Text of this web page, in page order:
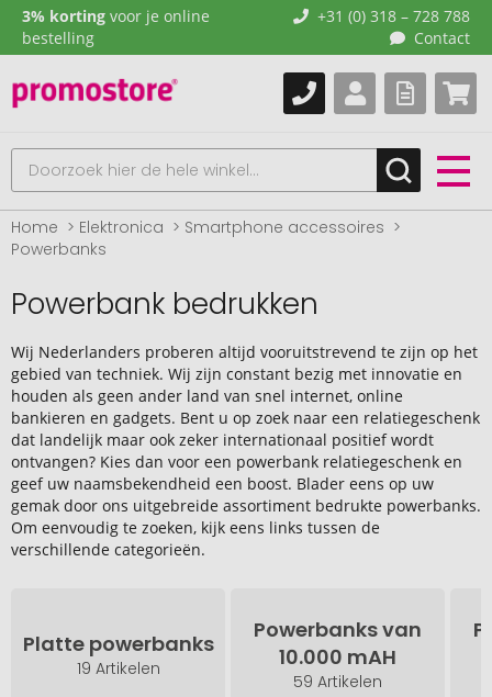
3% korting voor je online
bestelling
+31 (0) 318 – 728 788
Contact
Home Elektronica
Smartphone accessoires
Powerbanks
Powerbank bedrukken
Wij Nederlanders proberen altijd vooruitstrevend te zijn op het
gebied van techniek. Wij zijn constant bezig met innovatie en
houden als geen ander land van snel internet, online
bankieren en gadgets. Bent u op zoek naar een relatiegeschenk
dat landelijk maar ook zeker internationaal positief wordt
ontvangen? Kies dan voor een powerbank relatiegeschenk en
geef uw naamsbekendheid een boost. Blader eens op uw
gemak door ons uitgebreide assortiment bedrukte powerbanks.
Om eenvoudig te zoeken, kijk eens links tussen de
verschillende categorieën.
Platte powerbanks
19 Artikelen
Powerbanks van
10.000 mAH
59 Artikelen